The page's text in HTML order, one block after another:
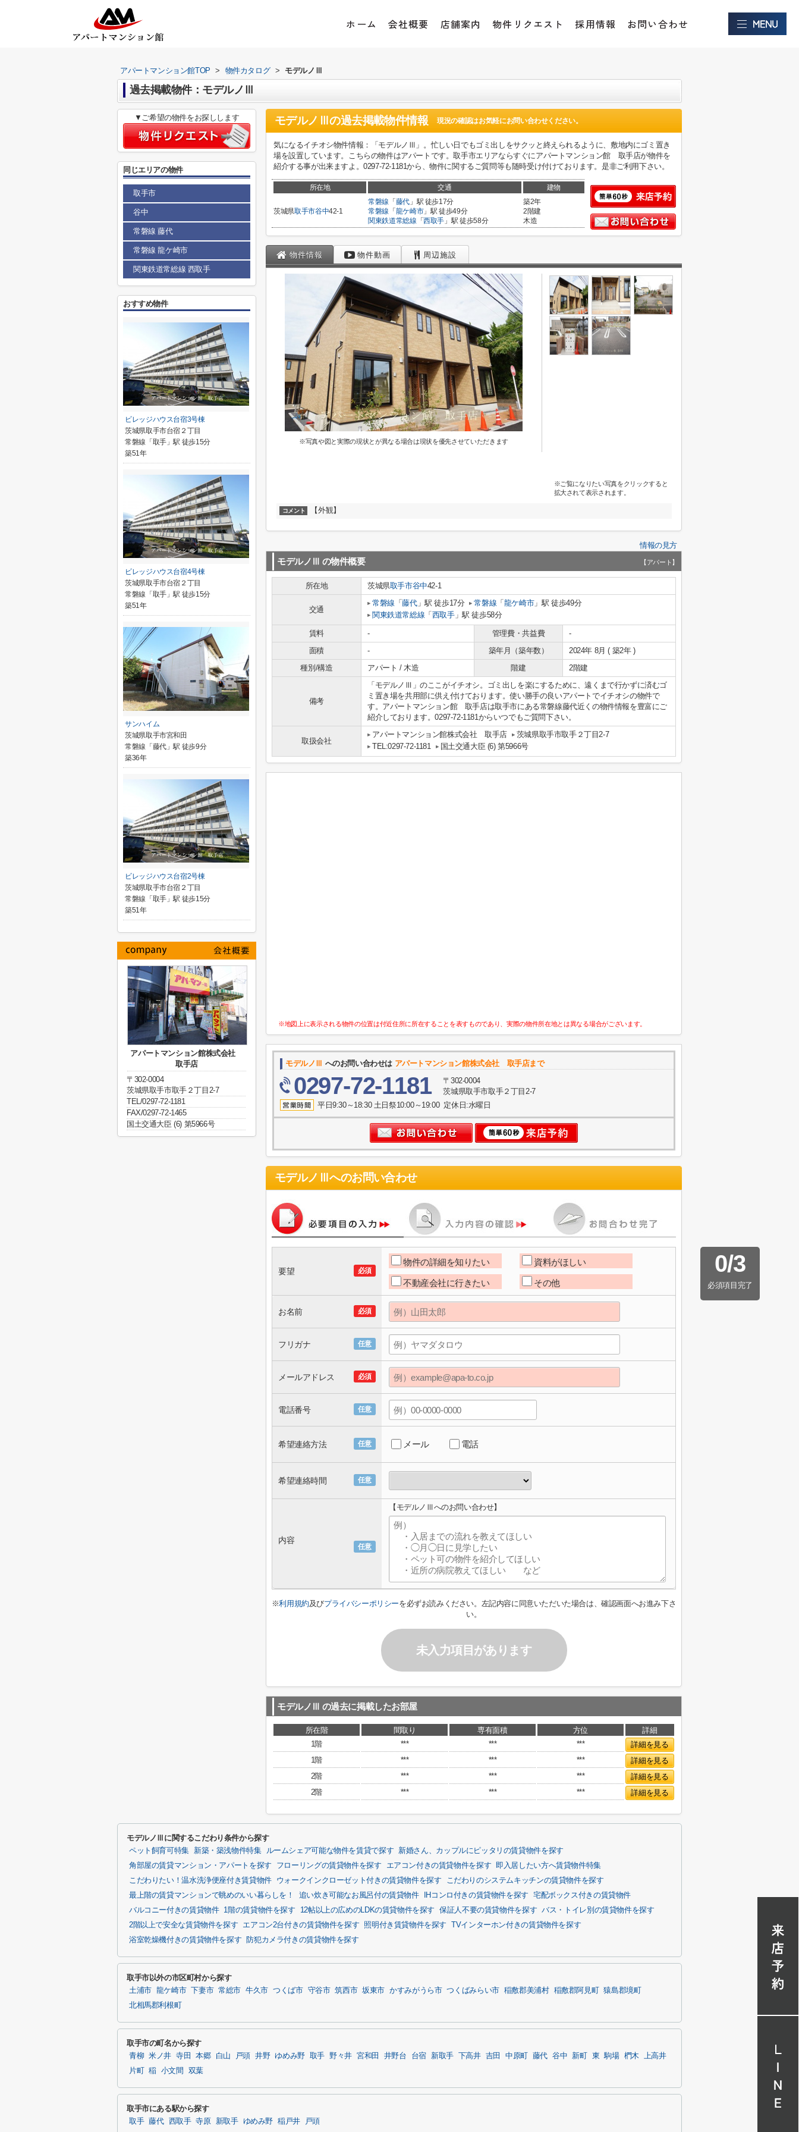
ホーム 会社概要 店舗案内 物件リクエスト 採用情報 お問い合わせ
アパートマンション館TOP > 物件カタログ > モデルノⅢ
過去掲載物件：モデルノⅢ
モデルノⅢの過去掲載物件情報 現況の確認はお気軽にお問い合わせください。
気になるイチオシ物件情報：「モデルノⅢ」。忙しい日でもゴミ出しをサクッと終えられるように、敷地内にゴミ置き
場を設置しています。こちらの物件はアパートです。取手市エリアならすぐにアパートマンション館 取手店が物件を
紹介する事が出来ますよ。0297-72-1181から、物件に関するご質問等も随時受け付けております。是非ご利用下さい。
所在地 交通 建物
茨城県取手市谷中42-1
常磐線 「 藤代」駅 徒歩17分
常磐線 「 龍ケ崎市」駅 徒歩49分
関東鉄道常総線 「西取手 」駅 徒歩58分
築2年
2階建
木造
物件情報 物件動画 周辺施設
※写真や図と実際の現状とが異なる場合は現状を優先させていただきます
※ご覧になりたい写真をクリックすると
拡大されて表示されます。
コメント 【外観】
情報の見方
モデルノⅢ の物件概要 【アパート】
所在地 茨城県取手市谷中42-1
交通
常磐線 「藤代」駅 徒歩17分 常磐線 「 龍ケ崎市」駅 徒歩49分
関東鉄道常総線 「 西取手」駅 徒歩58分
賃料 - 管理費・共益費
-
面積
- 築年月（築年数）
2024年 8月 ( 築2年 )
種別/構造
アパート / 木造 階建 2階建
備考
「モデルノⅢ」のここがイチオシ。ゴミ出しを楽にするために、遠くまで行かずに済むゴ
ミ置き場を共用部に供え付けております。使い勝手の良いアパートでイチオシの物件で
す。アパートマンション館 取手店は取手市にある常磐線藤代近くの物件情報を豊富にご
紹介しております。0297-72-1181からいつでもご質問下さい。
取扱会社
アパートマンション館株式会社 取手店
茨城県取手市取手２丁目2-7
TEL:0297-72-1181
国土交通大臣 (6) 第5966号
※地図上に表示される物件の位置は付近住所に所在することを表すものであり、実際の物件所在地とは異なる場合がございます。
モデルノⅢ へのお問い合わせは アパートマンション館株式会社 取手店まで
0297-72-1181
〒302-0004
茨城県取手市取手２丁目2-7
平日9:30～18:30 土日祭10:00～19:00 定休日:水曜日
モデルノⅢへのお問い合わせ
0/3
必須項目完了
必須
要望
物件の詳細を知りたい 資料がほしい
不動産会社に行きたい その他
必須
お名前
任意
フリガナ
必須
メールアドレス
任意
電話番号
任意
希望連絡方法 メール 電話
任意
希望連絡時間
任意
内容
【モデルノⅢへのお問い合わせ】
※利用規約及びプライバシーポリシーを必ずお読みください。左記内容に同意いただいた場合は、確認画面へお進み下さ
い。
未入力項目があります
モデルノⅢ の過去に掲載したお部屋
所在階 間取り 専有面積 方位
詳細
1階
*** *** ***
詳細を見る
1階
*** *** ***
詳細を見る
2階
*** *** ***
詳細を見る
2階
*** *** *** 詳細を見る
▼ご希望の物件をお探しします
同じエリアの物件
取手市
谷中
常磐線 藤代
常磐線 龍ケ崎市
関東鉄道常総線 西取手
おすすめ物件
ビレッジハウス台宿3号棟
茨城県取手市台宿２丁目
常磐線「取手」駅 徒歩15分
築51年
ビレッジハウス台宿4号棟
茨城県取手市台宿２丁目
常磐線「取手」駅 徒歩15分
築51年
サンハイム
茨城県取手市宮和田
常磐線「藤代」駅 徒歩9分
築36年
ビレッジハウス台宿2号棟
茨城県取手市台宿２丁目
常磐線「取手」駅 徒歩15分
築51年
アパートマンション館株式会社
取手店
〒302-0004
茨城県取手市取手２丁目2-7
TEL/0297-72-1181
FAX/0297-72-1465
国土交通大臣 (6) 第5966号
モデルノⅢに関するこだわり条件から探す
ペット飼育可特集 新築・築浅物件特集 ルームシェア可能な物件を賃貸で探す
新婚さん、カップルにピッタリの賃貸物件を探す
角部屋の賃貸マンション・アパートを探す
フローリングの賃貸物件を探す エアコン付きの賃貸物件を探す
即入居したい方へ賃貸物件特集
こだわりたい！温水洗浄便座付き賃貸物件
ウォークインクローゼット付きの賃貸物件を探す
こだわりのシステムキッチンの賃貸物件を探す
最上階の賃貸マンションで眺めのいい暮らしを！
追い炊き可能なお風呂付の賃貸物件 IHコンロ付きの賃貸物件を探す
宅配ボックス付きの賃貸物件
バルコニー付きの賃貸物件
1階の賃貸物件を探す 12帖以上の広めのLDKの賃貸物件を探す 保証人不要の賃貸物件を探す バス・トイレ別の賃貸物件を探す
2階以上で安全な賃貸物件を探す
エアコン2台付きの賃貸物件を探す 照明付き賃貸物件を探す
TVインターホン付きの賃貸物件を探す
浴室乾燥機付きの賃貸物件を探す
防犯カメラ付きの賃貸物件を探す
取手市以外の市区町村から探す
土浦市 龍ケ崎市 下妻市 常総市 牛久市 つくば市 守谷市 筑西市 坂東市 かすみがうら市 つくばみらい市 稲敷郡美浦村 稲敷郡阿見町
猿島郡境町
北相馬郡利根町
取手市の町名から探す
青柳 米ノ井 寺田 本郷 白山 戸頭 井野 ゆめみ野 取手 野々井 宮和田 井野台 台宿 新取手 下高井 吉田 中原町 藤代 谷中 新町 東 駒場 椚木
上高井
片町
稲 小文間 双葉
取手市にある駅から探す
取手 藤代 西取手 寺原 新取手 ゆめみ野 稲戸井 戸頭